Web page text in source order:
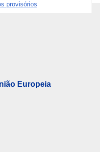
provisórios
da
Europeia